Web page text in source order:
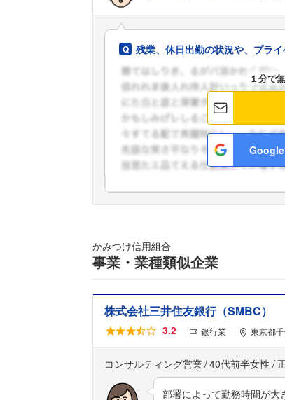
残業、休日出勤の状況や、プラ
１分で
かみつけ信用組合
事業・業種類似企業
株式会社三井住友銀行（SMBC）
3.2 銀行業 東京都
コンサルティング営業 40代前半女性
部署によって勤務時間が大